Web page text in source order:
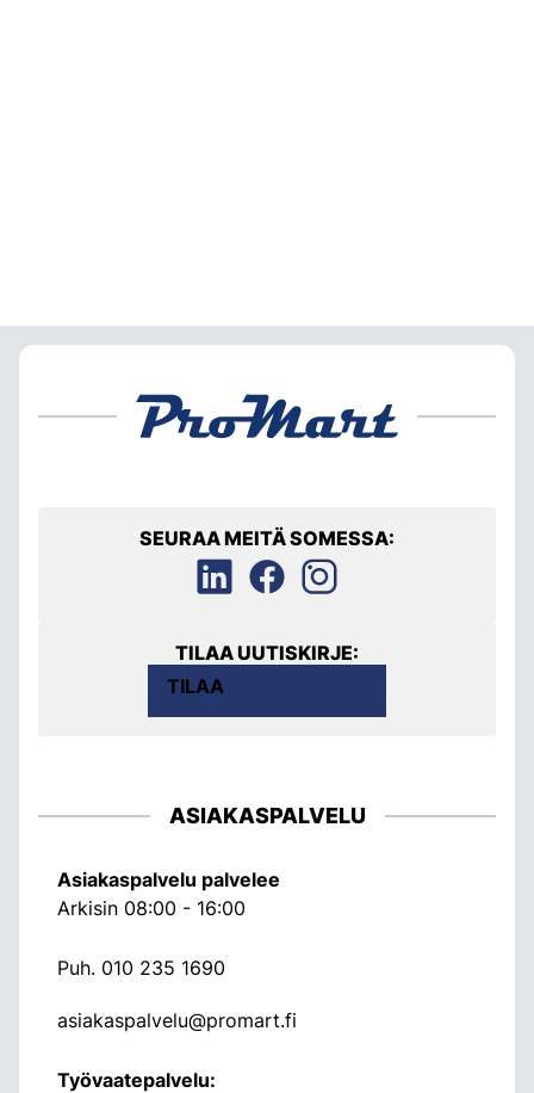
SEURAA MEITÄ SOMESSA:
TILAA UUTISKIRJE:
TILAA
ASIAKASPALVELU
Asiakaspalvelu palvelee
Arkisin 08:00 - 16:00
Puh. 010 235 1690
asiakaspalvelu@promart.fi
Työvaatepalvelu: